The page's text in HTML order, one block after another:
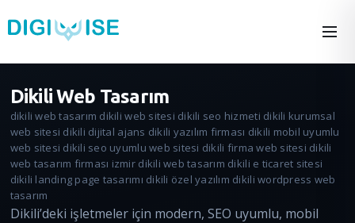
Dikili Web Tasarım
dikili web tasarım dikili web sitesi dikili seo hizmeti dikili kurumsal
web sitesi dikili dijital ajans dikili yazılım firması dikili mobil uyumlu
web sitesi dikili seo uyumlu web sitesi dikili firma web sitesi dikili
web tasarım firması izmir dikili web tasarım dikili e ticaret sitesi
dikili landing page tasarımı dikili özel yazılım dikili wordpress web
tasarım
Dikili’deki işletmeler için modern, SEO uyumlu, mobil